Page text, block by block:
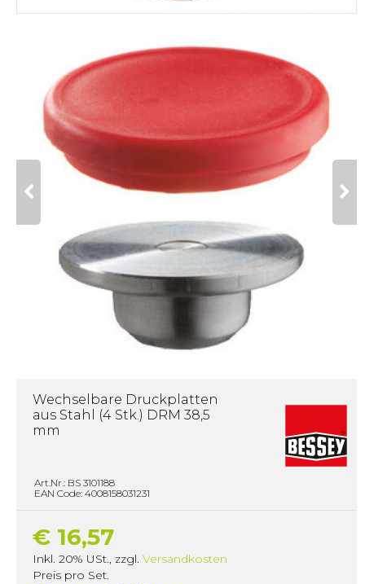
Wechselbare Druckplatten
aus Stahl (4 Stk.) DRM 38,5
mm
Art.Nr.: BS 3101188
EAN Code: 4008158031231
€ 16,57
Inkl. 20% USt., zzgl. Versandkosten
Preis pro Set.